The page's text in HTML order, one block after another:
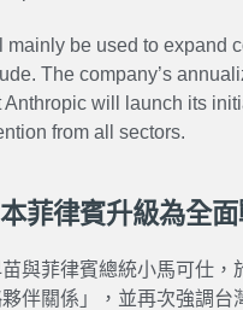
mainly be used to expand
The company’s
Anthropic will launch its
from all sectors.
菲律賓升級為全
與菲律賓總統小馬可仕
伴關係」，並再次強調台